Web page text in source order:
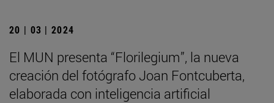
20 | 03 | 2024
El MUN presenta “Florilegium”, la nueva
creación del fotógrafo Joan Fontcuberta,
elaborada con inteligencia artificial